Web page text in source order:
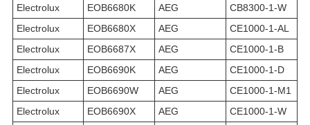
Electrolux
EOB6680K AEG
CB8300-1-W
Electrolux
EOB6680X AEG
CE1000-1-AL
Electrolux
EOB6687X AEG
CE1000-1-B
Electrolux
EOB6690K AEG
CE1000-1-D
Electrolux
EOB6690W AEG
CE1000-1-M1
Electrolux
EOB6690X AEG
CE1000-1-W